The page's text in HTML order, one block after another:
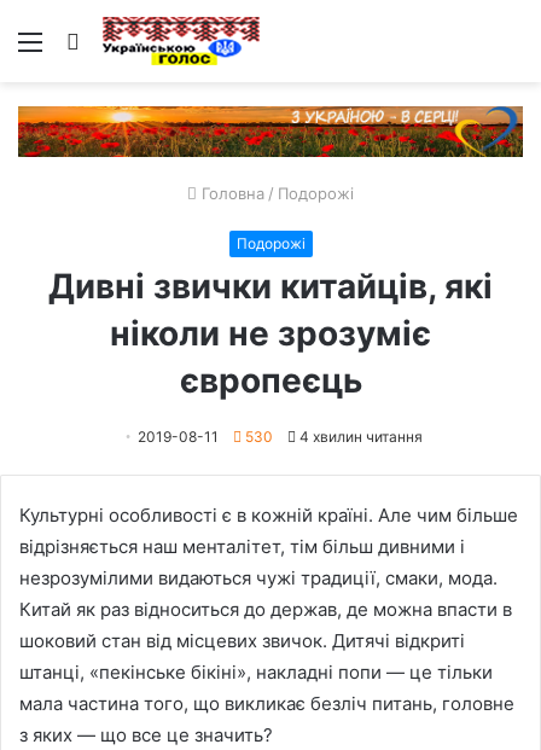
Меню Пошук
Головна / Подорожі
Подорожі
Дивні звички китайців, які
ніколи не зрозуміє
європеєць
2019-08-11 530 4 хвилин читання
Культурні особливості є в кожній країні. Але чим більше
відрізняється наш менталітет, тім більш дивними і
незрозумілими видаються чужі традиції, смаки, мода.
Китай як раз відноситься до держав, де можна впасти в
шоковий стан від місцевих звичок. Дитячі відкриті
штанці, «пекінське бікіні», накладні попи — це тільки
мала частина того, що викликає безліч питань, головне
з яких — що все це значить?